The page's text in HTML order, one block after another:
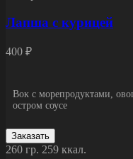
Лапша с курицей
400 ₽
Вок с морепродуктами,
остром соусе
Заказать
260 гр. 259 ккал.